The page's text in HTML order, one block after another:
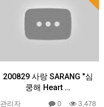
200829 사랑 SARANG "심
쿵해 Heart …
관리자 0 3,478